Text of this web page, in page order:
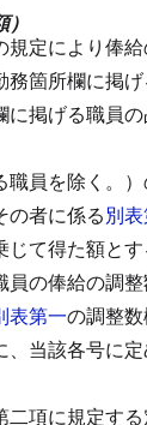
規定により俸
務箇所欄に掲
掲げる職員
職員を除く。
の者に係る別
て得た額とす
員の俸給の調
表第一の調整
当該各号に
二項に規定す